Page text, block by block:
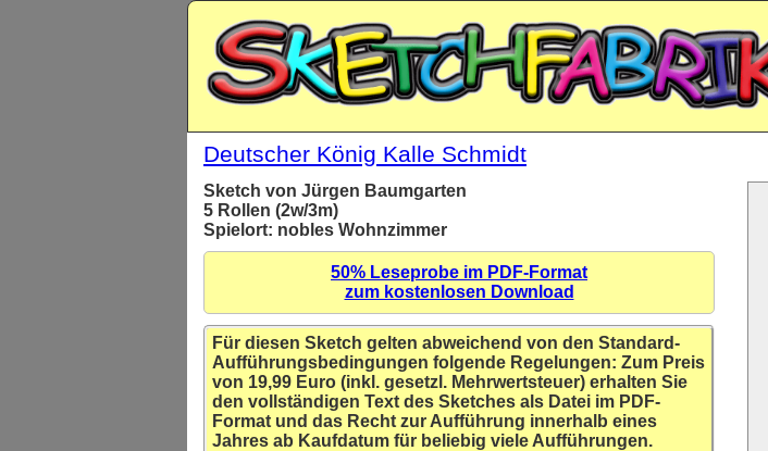
Deutscher König Kalle Schmidt
Sketch von Jürgen Baumgarten
5 Rollen (2w/3m)
Spielort: nobles Wohnzimmer
50% Leseprobe im PDF-Format
zum kostenlosen Download
Für diesen Sketch gelten abweichend von den Standard-
Aufführungsbedingungen folgende Regelungen: Zum Preis
von 19,99 Euro (inkl. gesetzl. Mehrwertsteuer) erhalten Sie
den vollständigen Text des Sketches als Datei im PDF-
Format und das Recht zur Aufführung innerhalb eines
Jahres ab Kaufdatum für beliebig viele Aufführungen.